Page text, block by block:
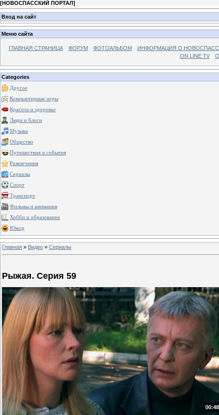
[НОВОСПАССКИЙ ПОРТАЛ]
Вход на сайт
Меню сайта
ГЛАВНАЯ СТРАНИЦА ФОРУМ ФОТОАЛЬБОМ
ИНФОРМАЦИЯ О
ON LINE TV
Categories
Другое
Компьютерные игры
Красота и здоровье
Люди и блоги
Музыка
Общество
Путешествия и события
Развлечения
Сериалы
Спорт
Транспорт
Фильмы и анимация
Хобби и образование
Юмор
Главная » Видео » Сериалы
Рыжая. Серия 59